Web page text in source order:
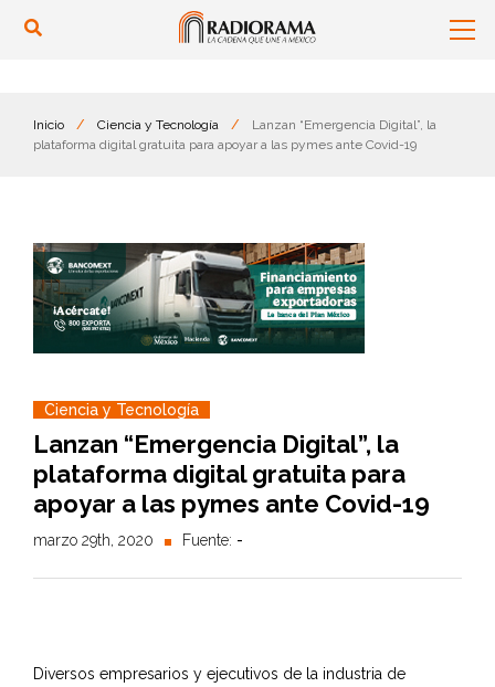
Inicio / Ciencia y Tecnología /
Lanzan “Emergencia Digital”, la
plataforma digital gratuita para apoyar a las pymes ante Covid-19
Ciencia y Tecnología
Lanzan “Emergencia Digital”, la
plataforma digital gratuita para
apoyar a las pymes ante Covid-19
marzo 29th, 2020 Fuente: -
Diversos empresarios y ejecutivos de la industria de